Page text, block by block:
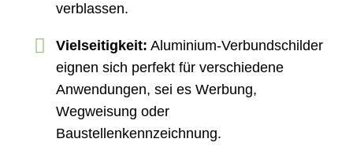
verblassen.
Vielseitigkeit: Aluminium-Verbundschilder
eignen sich perfekt für verschiedene
Anwendungen, sei es Werbung,
Wegweisung oder
Baustellenkennzeichnung.